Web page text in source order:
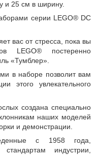
и 25 см в ширину.
серии LEGO® DC
вас от стресса, пока вы
LEGO® постеренно
«Тумблер».
в наборе позволит вам
этого увлекательного
создана специально
наших моделей
и демонстрации.
с 1958 года,
индустрии,